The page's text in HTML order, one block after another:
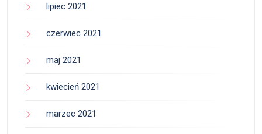
lipiec 2021
czerwiec 2021
maj 2021
kwiecień 2021
marzec 2021